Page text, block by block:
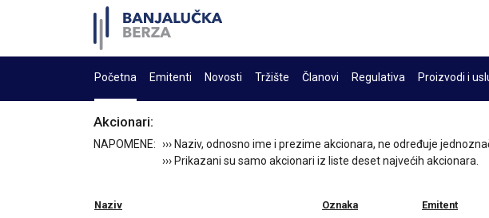
Početna Emitenti Novosti Tržište Članovi Regulativa Proizvodi i
Akcionari:
NAPOMENE: ››› Naziv, odnosno ime i prezime akcionara, ne određuje
››› Prikazani su samo akcionari iz liste deset najvećih akcionara.
Naziv Oznaka Emitent